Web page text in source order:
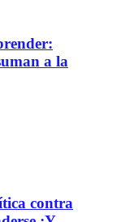
a la
contra